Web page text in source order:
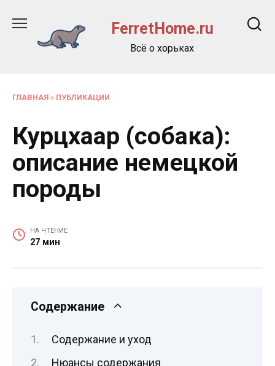
содержанию
FerretHome.ru
Всё о хорьках
ГЛАВНАЯ » ПУБЛИКАЦИИ
Курцхаар (собака):
описание немецкой
породы
НА ЧТЕНИЕ
27 мин
Содержание
Содержание и уход
Нюансы содержания